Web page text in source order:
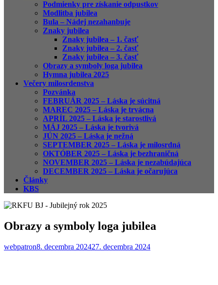
Podmienky pre získanie odpustkov
Modlitba jubilea
Bula – Nádej nezahanbuje
Znaky jubilea
Znaky jubilea – 1. časť
Znaky jubilea – 2. časť
Znaky jubilea – 3. časť
Obrazy a symboly loga jubilea
Hymna jubilea 2025
Večery milosrdenstva
Pozvánka
FEBRUÁR 2025 – Láska je súcitná
MAREC 2025 – Láska je trvácna
APRÍL 2025 – Láska je starostlivá
MÁJ 2025 – Láska je tvorivá
JÚN 2025 – Láska je nežná
SEPTEMBER 2025 – Láska je milosrdná
OKTÓBER 2025 – Láska je bezhraničná
NOVEMBER 2025 – Láska je nezabúdajúca
DECEMBER 2025 – Láska je očarujúca
Články
KBS
Obrazy a symboly loga jubilea
webpatron8. decembra 202427. decembra 2024